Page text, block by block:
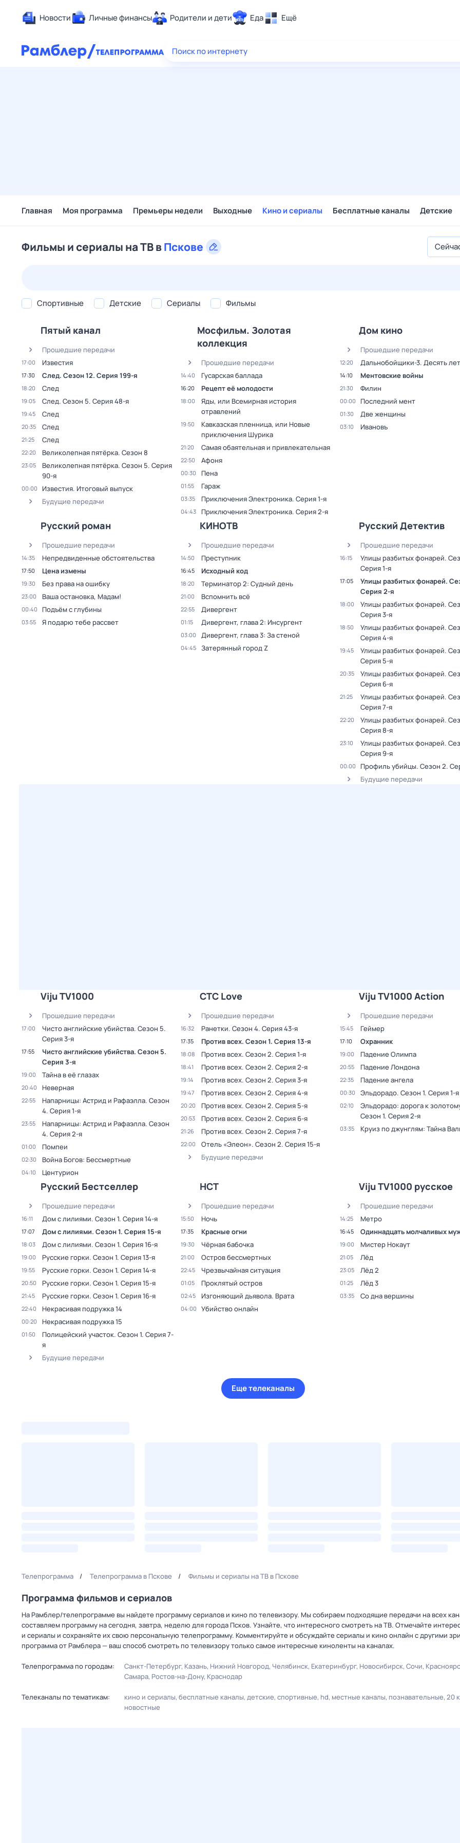
Новости Личные финансы Родители и дети Еда Ещё
Здоровье
Поиск по интернету
Главная Моя программа Премьеры недели Выходные Кино и сериалы Бесплатные каналы Детские
Фильмы и сериалы на ТВ вПскове
Спортивные Детские Сериалы Фильмы
Пятый канал
Прошедшие передачи
17:00 Известия
17:30 След. Сезон 12. Серия 199-я
18:20 След
19:05 След. Сезон 5. Серия 48-я
19:45 След
20:35 След
21:25 След
22:20 Великолепная пятёрка. Сезон 8
23:05 Великолепная пятёрка. Сезон 5. Серия
90-я
00:00
Известия. Итоговый выпуск
Будущие передачи
Мосфильм. Золотая
коллекция
Прошедшие передачи
14:40 Гусарская баллада
16:20 Рецепт её молодости
18:00
Яды, или Всемирная история
отравлений
19:50
Кавказская пленница, или Новые
приключения Шурика
21:20 Самая обаятельная и привлекательная
22:50 Афоня
00:30 Пена
01:55 Гараж
03:35 Приключения Электроника. Серия 1-я
04:43 Приключения Электроника. Серия 2-я
Дом кино
Прошедшие передачи
12:20 Дальнобойщики-3. Десять
14:10 Ментовские войны
21:30 Филин
00:00 Последний мент
01:30 Две женщины
03:10 Ивановъ
Русский роман
Прошедшие передачи
14:35 Непредвиденные обстоятельства
17:50 Цена измены
19:30 Без права на ошибку
23:00 Ваша остановка, Мадам!
00:40 Подъём с глубины
03:55 Я подарю тебе рассвет
КИНОТВ
Прошедшие передачи
14:50 Преступник
16:45 Исходный код
18:20 Терминатор 2: Судный день
21:00 Вспомнить всё
22:55 Дивергент
01:15 Дивергент, глава 2: Инсургент
03:00 Дивергент, глава 3: За стеной
04:45 Затерянный город Z
Русский Детектив
Прошедшие передачи
16:15 Улицы разбитых фонарей.
Серия 1-я
17:05 Улицы разбитых фонарей.
Серия 2-я
18:00 Улицы разбитых фонарей.
Серия 3-я
18:50 Улицы разбитых фонарей.
Серия 4-я
19:45 Улицы разбитых фонарей.
Серия 5-я
20:35 Улицы разбитых фонарей.
Серия 6-я
21:25 Улицы разбитых фонарей.
Серия 7-я
22:20 Улицы разбитых фонарей.
Серия 8-я
23:10 Улицы разбитых фонарей.
Серия 9-я
00:00 Профиль убийцы. Сезон 2.
Будущие передачи
Viju TV1000
Прошедшие передачи
17:00 Чисто английские убийства. Сезон 5.
Серия 3-я
17:55 Чисто английские убийства. Сезон 5.
Серия 3-я
19:00 Тайна в её глазах
20:40 Неверная
22:55 Напарницы: Астрид и Рафаэлла. Сезон
4. Серия 1-я
23:55 Напарницы: Астрид и Рафаэлла. Сезон
4. Серия 2-я
01:00 Помпеи
02:30 Война Богов: Бессмертные
04:10 Центурион
СТС Love
Прошедшие передачи
16:32 Ранетки. Сезон 4. Серия 43-я
17:35 Против всех. Сезон 1. Серия 13-я
18:08 Против всех. Сезон 2. Серия 1-я
18:41 Против всех. Сезон 2. Серия 2-я
19:14 Против всех. Сезон 2. Серия 3-я
19:47 Против всех. Сезон 2. Серия 4-я
20:20 Против всех. Сезон 2. Серия 5-я
20:53 Против всех. Сезон 2. Серия 6-я
21:26 Против всех. Сезон 2. Серия 7-я
22:00 Отель «Элеон». Сезон 2. Серия 15-я
Будущие передачи
Viju TV1000 Action
Прошедшие передачи
15:45 Геймер
17:10 Охранник
19:00 Падение Олимпа
20:55 Падение Лондона
22:35 Падение ангела
00:30 Эльдорадо. Сезон 1. Серия 1-я
02:10
Эльдорадо: дорога к
Сезон 1. Серия 2-я
03:35 Круиз по джунглям: Тайна
Русский Бестселлер
Прошедшие передачи
16:11 Дом с лилиями. Сезон 1. Серия 14-я
17:07 Дом с лилиями. Сезон 1. Серия 15-я
18:03 Дом с лилиями. Сезон 1. Серия 16-я
19:00 Русские горки. Сезон 1. Серия 13-я
19:55 Русские горки. Сезон 1. Серия 14-я
20:50 Русские горки. Сезон 1. Серия 15-я
21:45 Русские горки. Сезон 1. Серия 16-я
22:40 Некрасивая подружка 14
00:20 Некрасивая подружка 15
01:50 Полицейский участок. Сезон 1. Серия 7-
я
Будущие передачи
НСТ
Прошедшие передачи
15:50 Ночь
17:35 Красные огни
19:30 Чёрная бабочка
21:00 Остров бессмертных
22:45 Чрезвычайная ситуация
01:05 Проклятый остров
02:45 Изгоняющий дьявола. Врата
04:00 Убийство онлайн
Viju TV1000 русское
Прошедшие передачи
14:25 Метро
16:45 Одиннадцать молчаливых
19:00 Мистер Нокаут
21:05 Лёд
23:05 Лёд 2
01:25 Лёд 3
03:35 Со дна вершины
Еще телеканалы
Телепрограмма Телепрограмма в Пскове Фильмы и сериалы на ТВ в Пскове
Программа фильмов и сериалов
На Рамблер/телепрограмме вы найдете программу сериалов и кино по телевизору. Мы собираем подходящие передачи на всех
составляем программу на сегодня, завтра, неделю для города Псков. Узнайте, что интересного смотреть на ТВ. Отмечайте
и сериалы и сохраняйте их свою персональную телепрограмму. Комментируйте и обсуждайте сериалы и кино онлайн с другими
программа от Рамблера — ваш способ смотреть по телевизору только самое интересные киноленты на каналах.
Телепрограмма по городам: Санкт-Петербург Казань Нижний Новгород Челябинск Екатеринбург Новосибирск Сочи
Самара Ростов-на-Дону Краснодар
Телеканалы по тематикам: кино и сериалы бесплатные каналы детские спортивные hd местные каналы познавательные 20
новостные